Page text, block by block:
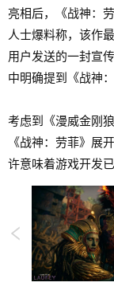
亮相后，《战神：
人士爆料称，该作
用户发送的一封宣
中明确提到《战神
考虑到《漫威金刚
《战神：劳菲》展
许意味着游戏开发